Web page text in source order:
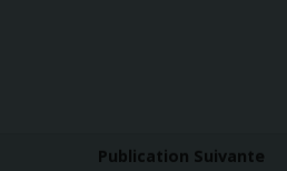
Publication Suivante